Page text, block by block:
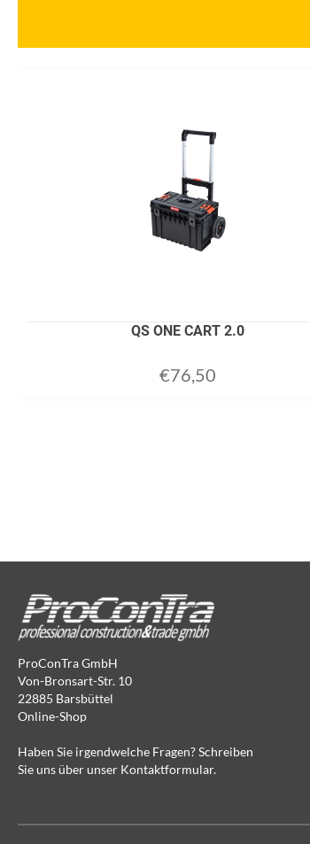
QS ONE CART 2.0
€76,50
ADD TO CART
ProConTra GmbH
Von-Bronsart-Str. 10
22885 Barsbüttel
Online-Shop
Haben Sie irgendwelche Fragen? Schreiben
Sie uns über unser Kontaktformular.